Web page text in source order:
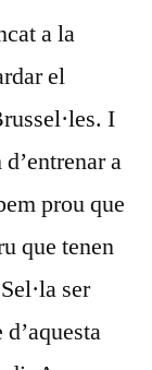
a la
el
I
a
prou que
que tenen
ser